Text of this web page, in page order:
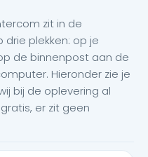
zit in de
plekken: op je
de binnenpost aan de
Hieronder zie je
bij de oplevering al
er zit geen